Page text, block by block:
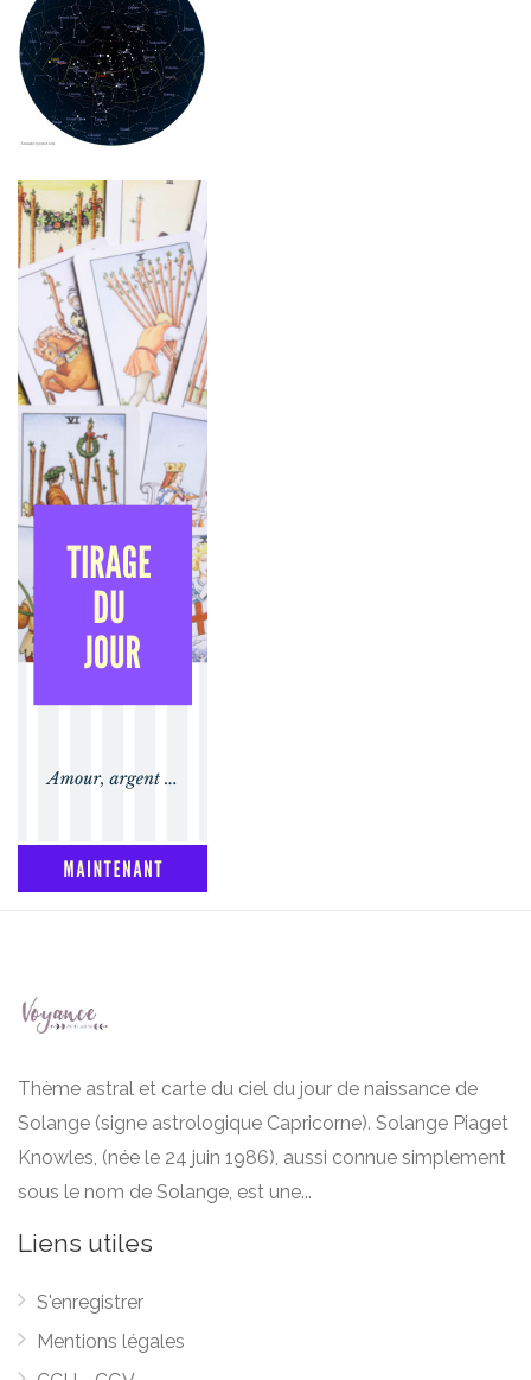
Thème astral et carte du ciel du jour de naissance de
Solange (signe astrologique Capricorne). Solange Piaget
Knowles, (née le 24 juin 1986), aussi connue simplement
sous le nom de Solange, est une...
Liens utiles
S'enregistrer
Mentions légales